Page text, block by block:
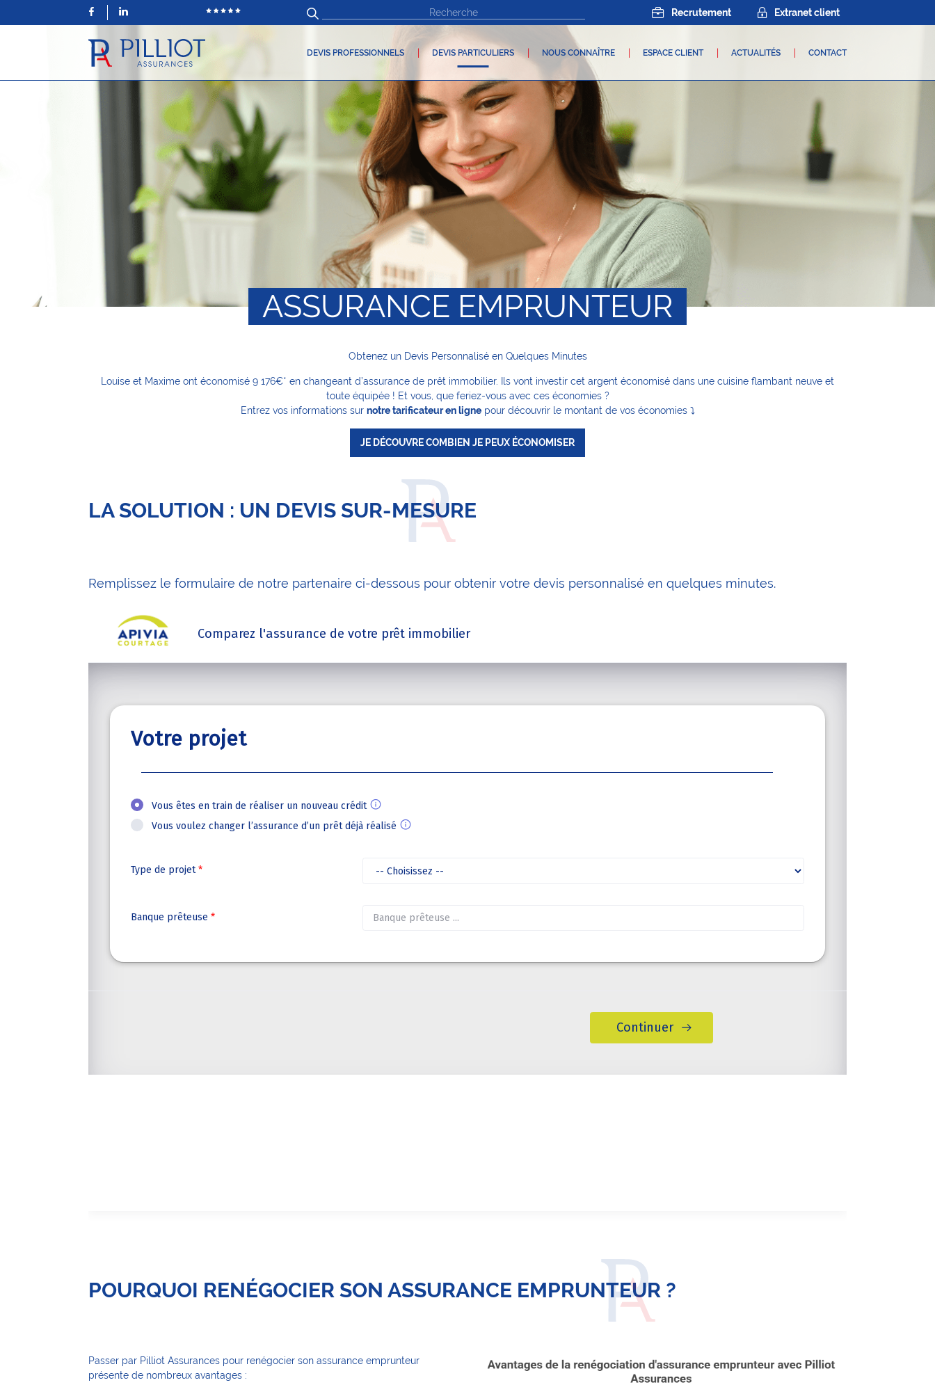
FacebookLinkedIn Recrutement Extranet client
DEVIS PROFESSIONNELS DEVIS PARTICULIERS NOUS CONNAÎTRE ESPACE CLIENT ACTUALITÉS CONTACT
ASSURANCE EMPRUNTEUR
Obtenez un Devis Personnalisé en Quelques Minutes
Louise et Maxime ont économisé 9 176€* en changeant d’assurance de prêt immobilier. Ils vont investir cet argent économisé dans une cuisine flambant neuve et
toute équipée ! Et vous, que feriez-vous avec ces économies ?
Entrez vos informations sur notre tarificateur en lignepour découvrir le montant de vos économies ⤵
JE DÉCOUVRE COMBIEN JE PEUX ÉCONOMISER
LA SOLUTION : UN DEVIS SUR-MESURE
Remplissez le formulaire de notre partenaire ci-dessous pour obtenir votre devis personnalisé en quelques minutes.
POURQUOI RENÉGOCIER SON ASSURANCE EMPRUNTEUR ?
Passer par Pilliot Assurances pour renégocier son assurance emprunteur
présente de nombreux avantages :